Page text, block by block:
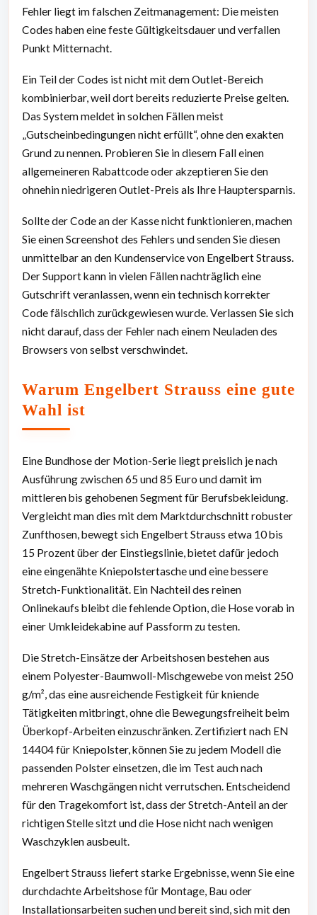
Fehler liegt im falschen Zeitmanagement: Die meisten
Codes haben eine feste Gültigkeitsdauer und verfallen
Punkt Mitternacht.
Ein Teil der Codes ist nicht mit dem Outlet-Bereich
kombinierbar, weil dort bereits reduzierte Preise gelten.
Das System meldet in solchen Fällen meist
„Gutscheinbedingungen nicht erfüllt“, ohne den exakten
Grund zu nennen. Probieren Sie in diesem Fall einen
allgemeineren Rabattcode oder akzeptieren Sie den
ohnehin niedrigeren Outlet-Preis als Ihre Hauptersparnis.
Sollte der Code an der Kasse nicht funktionieren, machen
Sie einen Screenshot des Fehlers und senden Sie diesen
unmittelbar an den Kundenservice von Engelbert Strauss.
Der Support kann in vielen Fällen nachträglich eine
Gutschrift veranlassen, wenn ein technisch korrekter
Code fälschlich zurückgewiesen wurde. Verlassen Sie sich
nicht darauf, dass der Fehler nach einem Neuladen des
Browsers von selbst verschwindet.
Warum Engelbert Strauss eine gute
Wahl ist
Eine Bundhose der Motion-Serie liegt preislich je nach
Ausführung zwischen 65 und 85 Euro und damit im
mittleren bis gehobenen Segment für Berufsbekleidung.
Vergleicht man dies mit dem Marktdurchschnitt robuster
Zunfthosen, bewegt sich Engelbert Strauss etwa 10 bis
15 Prozent über der Einstiegslinie, bietet dafür jedoch
eine eingenähte Kniepolstertasche und eine bessere
Stretch-Funktionalität. Ein Nachteil des reinen
Onlinekaufs bleibt die fehlende Option, die Hose vorab in
einer Umkleidekabine auf Passform zu testen.
Die Stretch-Einsätze der Arbeitshosen bestehen aus
einem Polyester-Baumwoll-Mischgewebe von meist 250
g/m², das eine ausreichende Festigkeit für kniende
Tätigkeiten mitbringt, ohne die Bewegungsfreiheit beim
Überkopf-Arbeiten einzuschränken. Zertifiziert nach EN
14404 für Kniepolster, können Sie zu jedem Modell die
passenden Polster einsetzen, die im Test auch nach
mehreren Waschgängen nicht verrutschen. Entscheidend
für den Tragekomfort ist, dass der Stretch-Anteil an der
richtigen Stelle sitzt und die Hose nicht nach wenigen
Waschzyklen ausbeult.
Engelbert Strauss liefert starke Ergebnisse, wenn Sie eine
durchdachte Arbeitshose für Montage, Bau oder
Installationsarbeiten suchen und bereit sind, sich mit den